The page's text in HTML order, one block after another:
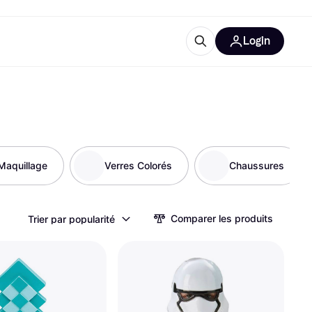
Login
Verres Colorés Chaussures
Trier par popularité Comparer les produits